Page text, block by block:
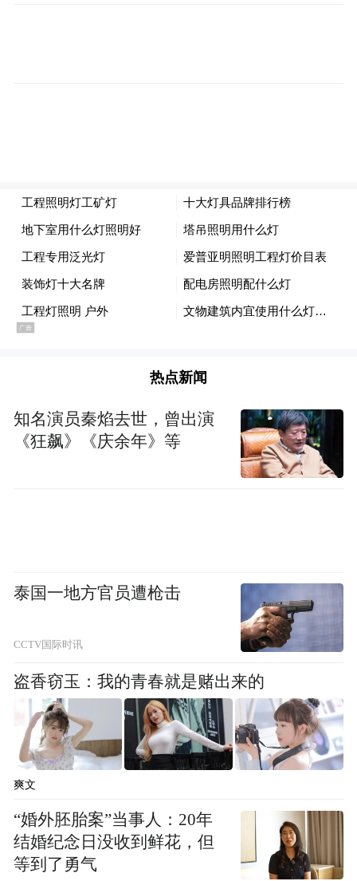
我个人觉得它的大 R 角曲率已经超过
iPhone。
消息源还透露小米 16 手机明显缩小正面打
我顺便告诉你，小米 16 的打孔明显缩小了，
也更协调了，这种改进是提高整体颜值的。
热点新闻
知名演员秦焰去世，曾出演
《狂飙》《庆余年》等
泰国一地方官员遭枪击
CCTV国际时讯
盗香窃玉：我的青春就是赌出来的
爽文
“婚外胚胎案”当事人：20年
结婚纪念日没收到鲜花，但
等到了勇气